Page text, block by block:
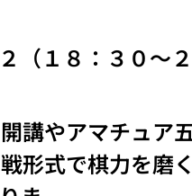
（１８：３０～２
講やアマチュア
形式で棋力を磨く